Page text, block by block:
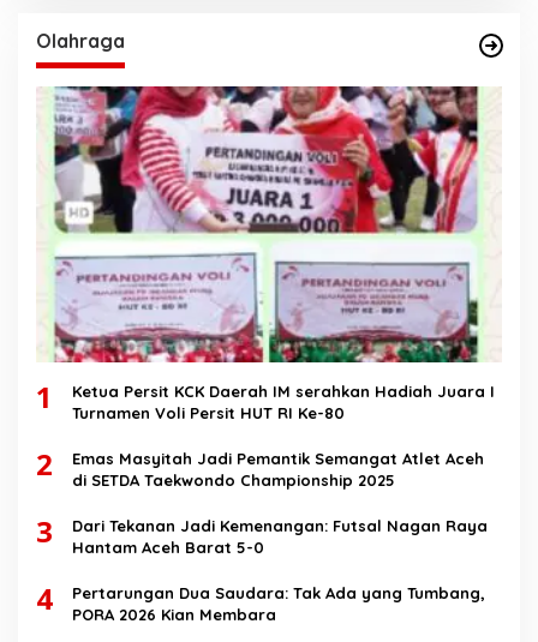
Olahraga
1
Ketua Persit KCK Daerah IM serahkan Hadiah Juara I
Turnamen Voli Persit HUT RI Ke-80
2
Emas Masyitah Jadi Pemantik Semangat Atlet Aceh
di SETDA Taekwondo Championship 2025
3
Dari Tekanan Jadi Kemenangan: Futsal Nagan Raya
Hantam Aceh Barat 5-0
4
Pertarungan Dua Saudara: Tak Ada yang Tumbang,
PORA 2026 Kian Membara